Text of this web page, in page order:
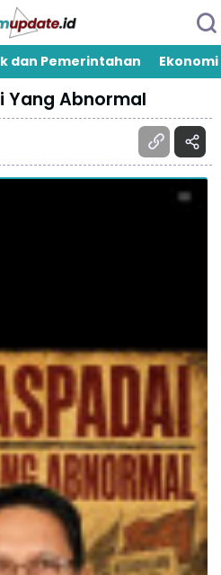
dan Pemerintahan Ekonomi
Yang Abnormal